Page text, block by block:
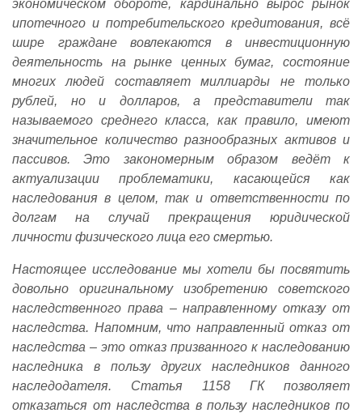
экономическом обороте, кардинально вырос рынок
ипотечного и потребительского кредитования, всё
шире граждане вовлекаются в инвестиционную
деятельность на рынке ценных бумаг, состояние
многих людей составляет миллиарды не только
рублей, но и долларов, а представители так
называемого среднего класса, как правило, имеют
значительное количество разнообразных активов и
пассивов. Это закономерным образом ведёт к
актуализации проблематики, касающейся как
наследования в целом, так и ответственности по
долгам на случай прекращения юридической
личности физического лица его смертью.
Настоящее исследование мы хотели бы посвятить
довольно оригинальному изобретению советского
наследственного права – направленному отказу от
наследства. Напомним, что направленный отказ от
наследства – это отказ призванного к наследованию
наследника в пользу других наследников данного
наследодателя. Статья 1158 ГК позволяет
отказаться от наследства в пользу наследников по